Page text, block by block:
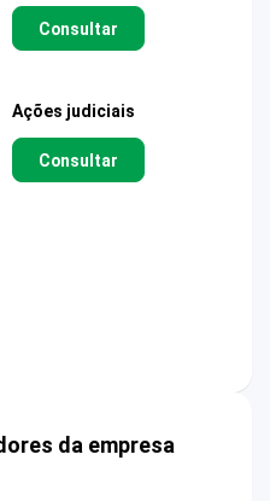
Consultar
Ações judiciais
Consultar
da empresa